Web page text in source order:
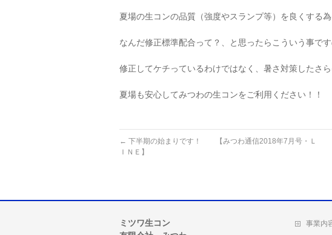
夏場の生コンの品質（強度やスランプ等）を良くする為
なんだ修正標準配合って？、と思ったらこういう事で
修正してケチっているわけではなく、暑さ対策したさら
夏場も安心してみつわの生コンをご利用ください！！
← 下半期の始まりです！ 【みつわ通信2018年7月号・Ｌ
ＩＮＥ】
ミツワ生コン
事業内